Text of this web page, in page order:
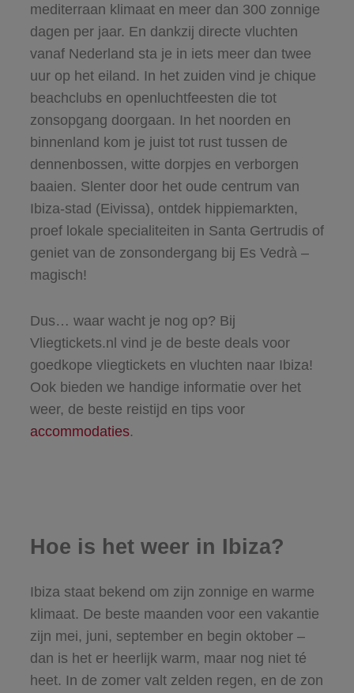
mediterraan klimaat en meer dan 300 zonnige
dagen per jaar. En dankzij directe vluchten
vanaf Nederland sta je in iets meer dan twee
uur op het eiland. In het zuiden vind je chique
beachclubs en openluchtfeesten die tot
zonsopgang doorgaan. In het noorden en
binnenland kom je juist tot rust tussen de
dennenbossen, witte dorpjes en verborgen
baaien. Slenter door het oude centrum van
Ibiza-stad (Eivissa), ontdek hippiemarkten,
proef lokale specialiteiten in Santa Gertrudis of
geniet van de zonsondergang bij Es Vedrà –
magisch!
Dus… waar wacht je nog op? Bij
Vliegtickets.nl vind je de beste deals voor
goedkope vliegtickets en vluchten naar Ibiza!
Ook bieden we handige informatie over het
weer, de beste reistijd en tips voor
accommodaties.
Hoe is het weer in Ibiza?
Ibiza staat bekend om zijn zonnige en warme
klimaat. De beste maanden voor een vakantie
zijn mei, juni, september en begin oktober –
dan is het er heerlijk warm, maar nog niet té
heet. In de zomer valt zelden regen, en de zon